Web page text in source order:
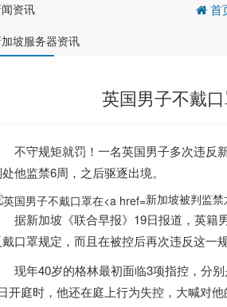
资讯
坡服务器资讯
首
英国男子不戴
守规矩就罚！一名英国男子多次违反
他监禁6周，之后驱逐出境。
新加坡被判监
新加坡 《联合早报》19日报道，英
戴口罩规定，而且在被控后再次违反这一
年40岁的格林最初面临3项指控，分别
开庭时，他还在庭上行为失控，大喊对